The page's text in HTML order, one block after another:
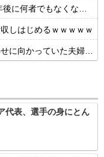
者でもなくなるwww
しはじめるｗｗｗｗｗ
ヤバすぎる…こんなのに遭遇したらどうすればいいの？
代表、選手の身にとん